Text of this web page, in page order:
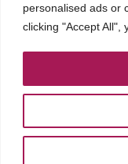
personalised ads or
clicking "Accept All",
關於達友 最新
© 2026 Docutek